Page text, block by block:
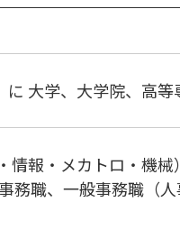
大学、大学院、高
情報・メカトロ・機
務職、一般事務職（人